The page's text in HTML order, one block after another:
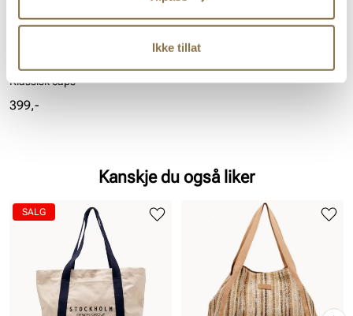
Ikke tillat
STOCKHOLM DESIGN GROUP
Klassisk caps
Pris
399,-
Kanskje du også liker
SALG